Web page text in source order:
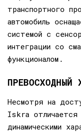
транспортного
автомобиль
системой с
интеграции со
функционалом.
ПРЕВОСХОДНЫЙ
Несмотря на
Iskra отличается
динамическими